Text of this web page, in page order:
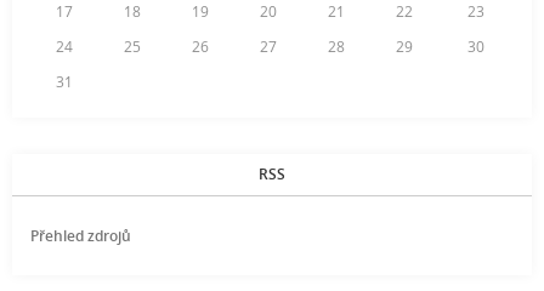
17
18 19 20 21 22
23
24
25 26 27 28 29
30
31
RSS
Přehled zdrojů